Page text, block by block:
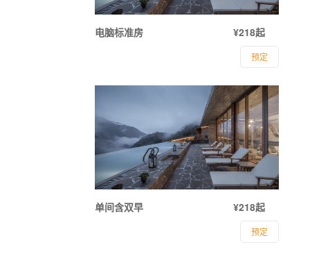
电脑标准房 ¥218起
预定
单间含双早 ¥218起
预定